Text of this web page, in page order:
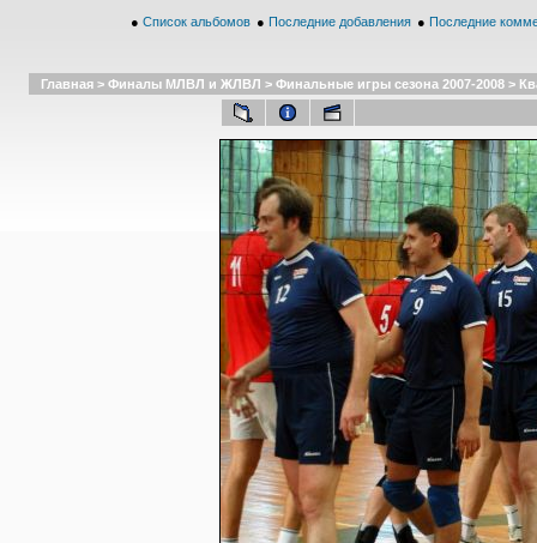
● Список альбомов ● Последние добавления ● Последние
Главная > Финалы МЛВЛ и ЖЛВЛ > Финальные игры сезона 2007-2008 >